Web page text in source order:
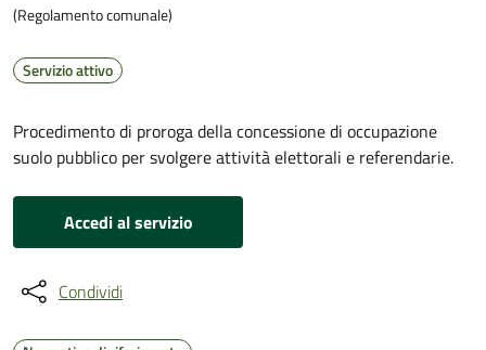
(Regolamento comunale)
Servizio attivo
Procedimento di proroga della concessione di occupazione
suolo pubblico per svolgere attività elettorali e referendarie.
Accedi al servizio
Condividi